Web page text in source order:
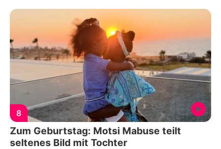
8
Zum Geburtstag: Motsi Mabuse teilt
seltenes Bild mit Tochter